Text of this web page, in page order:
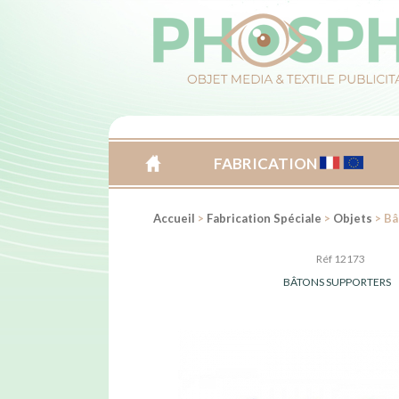
ACCUEIL
FABRICATION
Accueil > Fabrication Spéciale > Objets >
Réf 12173
BÂTONS SUPPORTERS